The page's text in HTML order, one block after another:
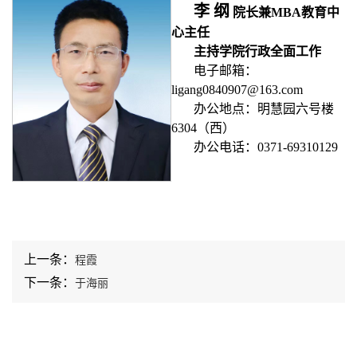
李 纲 院长兼MBA教育中
心主任
主持学院行政全面工作
电子邮箱：
ligang0840907@163.com
办公地点：明慧园六号楼
6304（西）
办公电话：0371-69310129
上一条： 程霞
下一条： 于海丽